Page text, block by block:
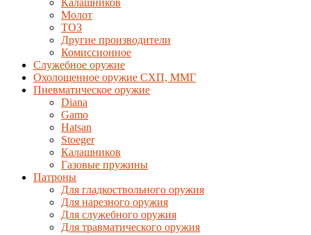
Калашников
Молот
ТОЗ
Другие производители
Комиссионное
Служебное оружие
Охолощенное оружие СХП, ММГ
Пневматическое оружие
Diana
Gamo
Hatsan
Stoeger
Калашников
Газовые пружины
Патроны
Для гладкоствольного оружия
Для нарезного оружия
Для служебного оружия
Для травматического оружия